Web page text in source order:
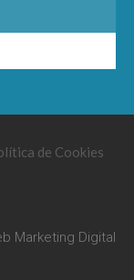
de Cookies
Marketing Digital